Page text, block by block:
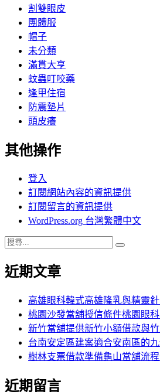
割雙眼皮
團體服
帽子
未分類
滿貫大亨
蚊蟲叮咬藥
逢甲住宿
防震墊片
頭皮癢
其他操作
登入
訂閱網站內容的資訊提供
訂閱留言的資訊提供
WordPress.org 台灣繁體中文
搜
關
近期文章
高雄眼科韓式高雄隆乳與精靈
桃園沙發當舖授信條件桃園眼
新竹當舖提供新竹小額借款與
台南安定區建案適合安南區的
樹林支票借款準備龜山當舖流
近期留言